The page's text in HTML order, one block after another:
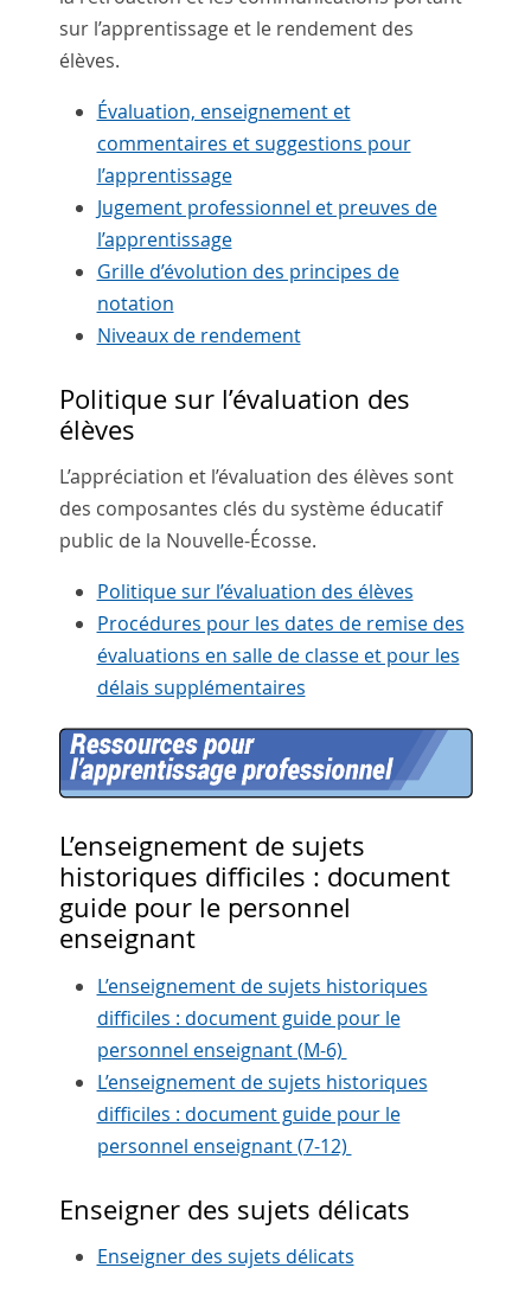
sur l’apprentissage et le rendement des
élèves.
Évaluation, enseignement et
commentaires et suggestions pour
l’apprentissage
Jugement professionnel et preuves de
l’apprentissage
Grille d’évolution des principes de
notation
Niveaux de rendement
Politique sur l’évaluation des
élèves
L’appréciation et l’évaluation des élèves sont
des composantes clés du système éducatif
public de la Nouvelle-Écosse.
Politique sur l’évaluation des élèves
Procédures pour les dates de remise des
évaluations en salle de classe et pour les
délais supplémentaires
L’enseignement de sujets
historiques difficiles : document
guide pour le personnel
enseignant
L’enseignement de sujets historiques
difficiles : document guide pour le
personnel enseignant (M-6)
L’enseignement de sujets historiques
difficiles : document guide pour le
personnel enseignant (7-12)
Enseigner des sujets délicats
Enseigner des sujets délicats